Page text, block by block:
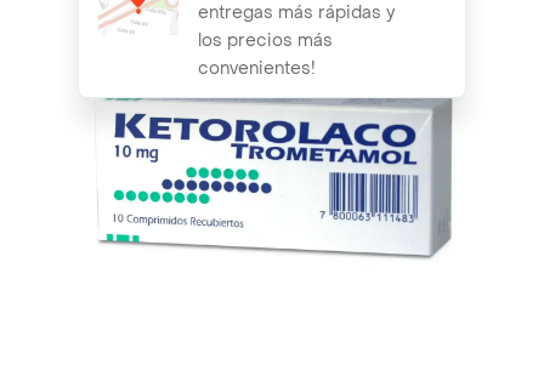
entregas más rápidas y
los precios más
convenientes!